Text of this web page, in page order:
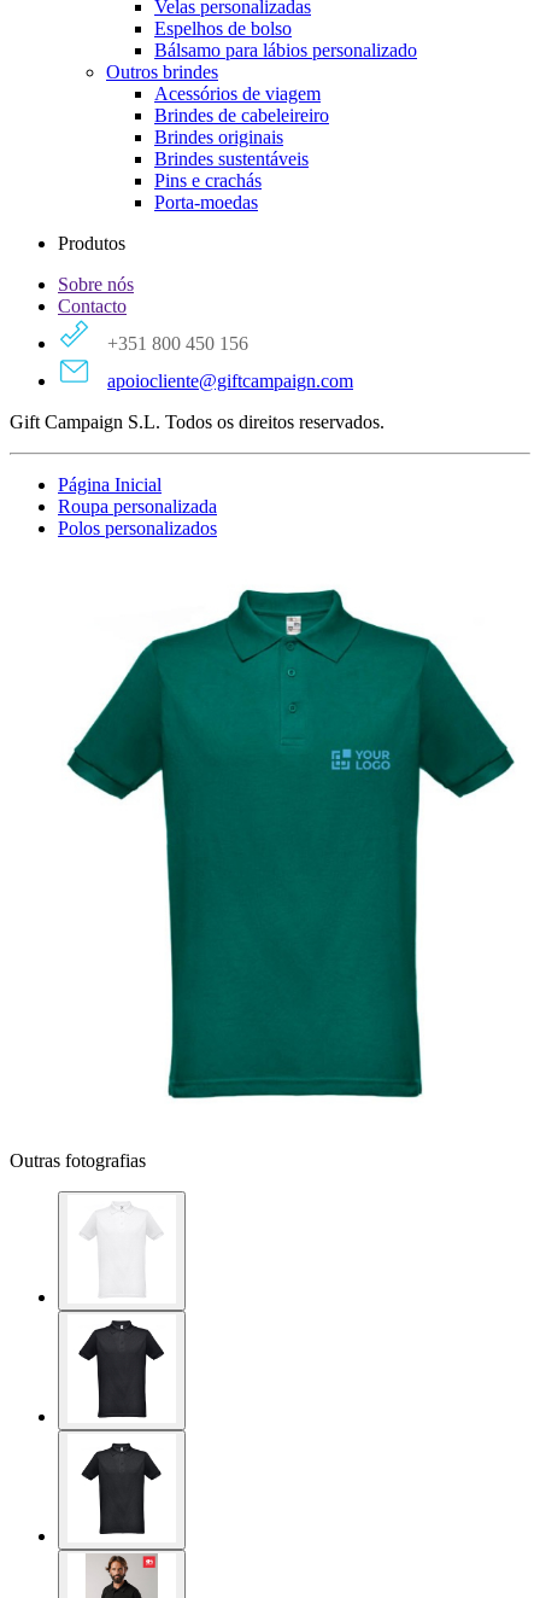
Velas personalizadas
Espelhos de bolso
Bálsamo para lábios personalizado
Outros brindes
Acessórios de viagem
Brindes de cabeleireiro
Brindes originais
Brindes sustentáveis
Pins e crachás
Porta-moedas
Produtos
Sobre nós
Contacto
+351 800 450 156
apoiocliente@giftcampaign.com
Gift Campaign S.L. Todos os direitos reservados.
Página Inicial
Roupa personalizada
Polos personalizados
Outras fotografias